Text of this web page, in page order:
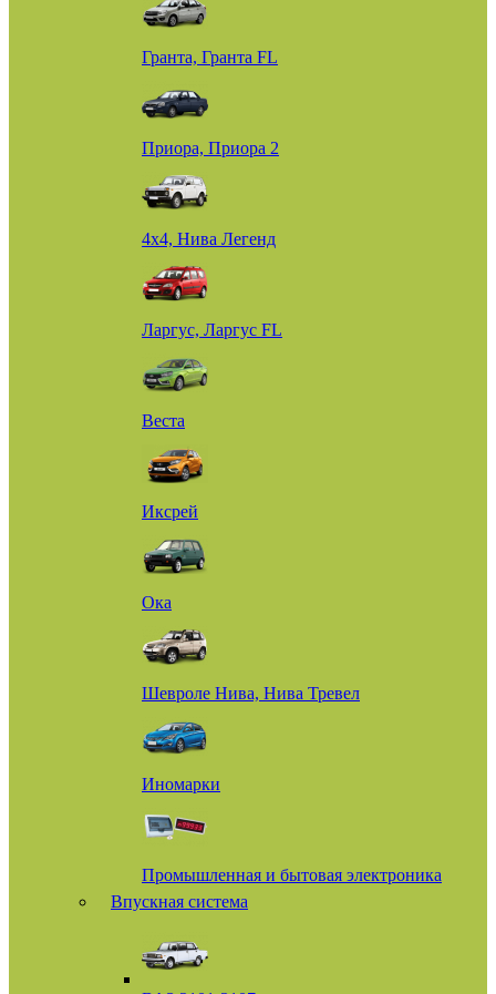
Гранта, Гранта FL
Приора, Приора 2
4х4, Нива Легенд
Ларгус, Ларгус FL
Веста
Иксрей
Ока
Шевроле Нива, Нива Тревел
Иномарки
Промышленная и бытовая электроника
Впускная система